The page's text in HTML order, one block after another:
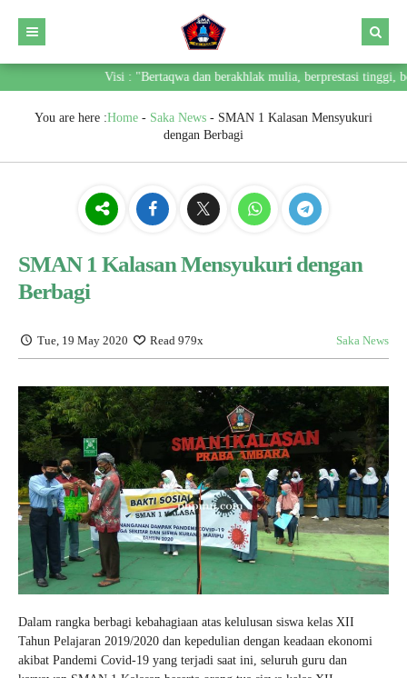
Visi : "Bertaqwa dan berakhlak mulia, berprestasi tinggi,
You are here :Home - Saka News - SMAN 1 Kalasan Mensyukuri
dengan Berbagi
SMAN 1 Kalasan Mensyukuri dengan
Berbagi
Tue, 19 May 2020 Read 979x Saka News
Dalam rangka berbagi kebahagiaan atas kelulusan siswa kelas XII
Tahun Pelajaran 2019/2020 dan kepedulian dengan keadaan ekonomi
akibat Pandemi Covid-19 yang terjadi saat ini, seluruh guru dan